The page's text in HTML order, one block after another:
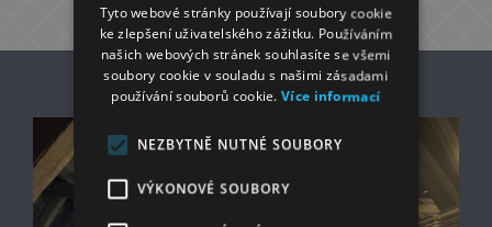
GALERIE
Tyto webové stránky používají soubory cookie
ke zlepšení uživatelského zážitku. Používáním
našich webových stránek souhlasíte se všemi
soubory cookie v souladu s našimi zásadami
používání souborů cookie.Více informací
NEZBYTNĚ NUTNÉ SOUBORY
VÝKONOVÉ SOUBORY